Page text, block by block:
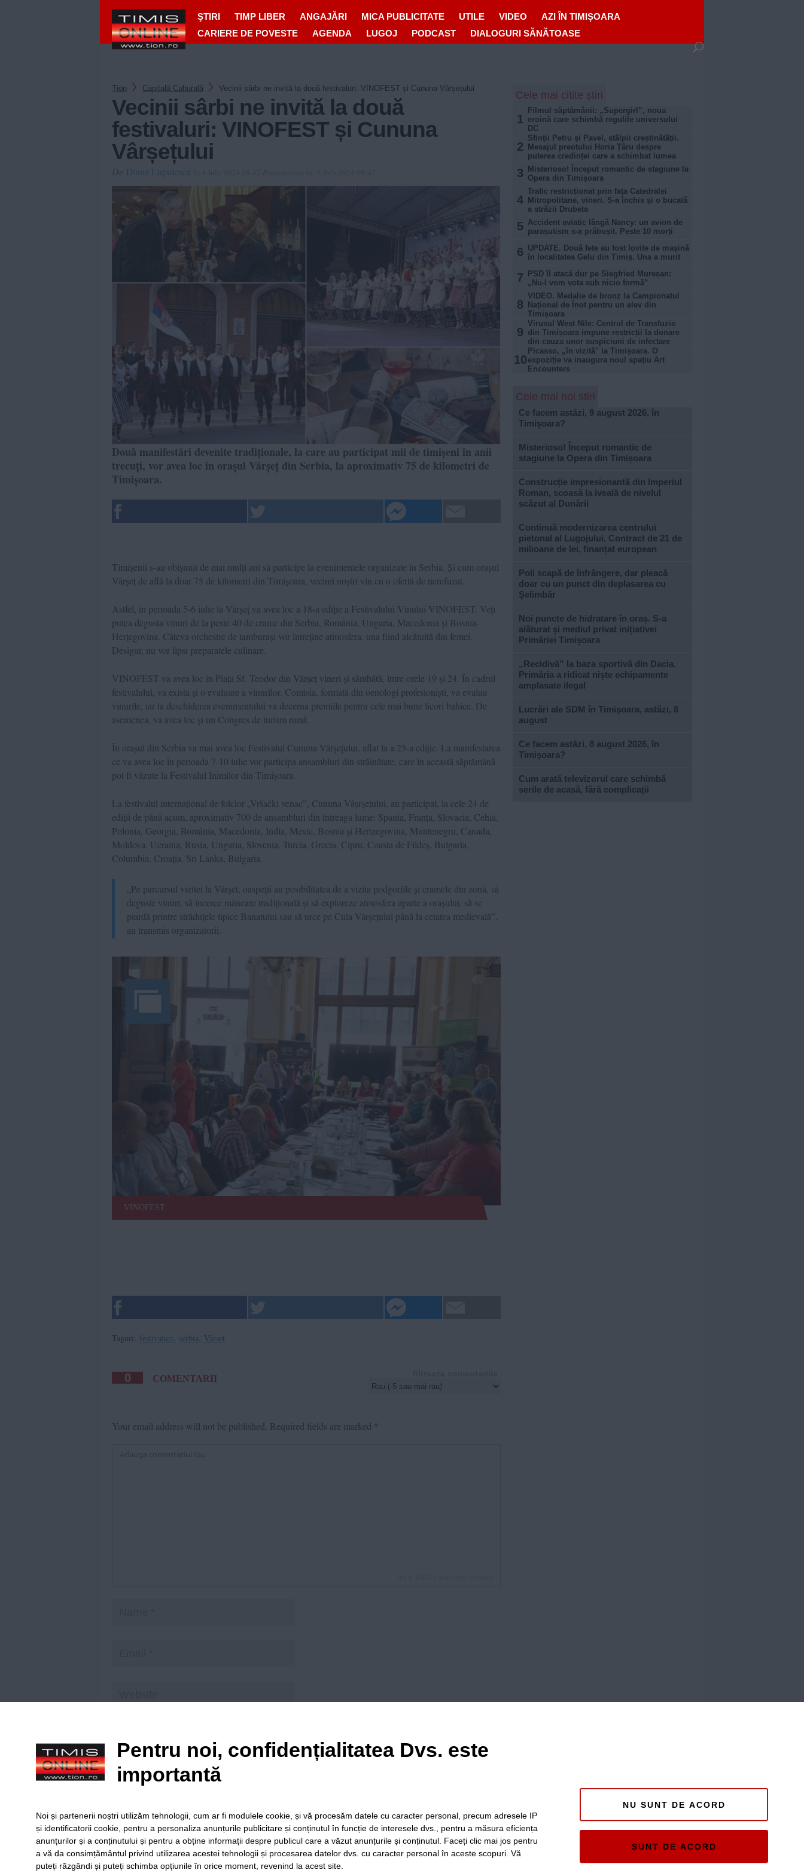
ŞTIRI TIMP LIBER ANGAJĂRI MICA PUBLICITATE UTILE VIDEO
AZI ÎN TIMIȘOARA
CARIERE DE POVESTE
AGENDA LUGOJ PODCAST DIALOGURI SĂNĂTOASE
Tion Capitală Culturală Vecinii sârbi ne invită la două festivaluri: VINOFEST și Cununa Vârșețului
Vecinii sârbi ne invită la două
festivaluri: VINOFEST și Cununa
Vârșețului
Diana Lupulescu
Două manifestări devenite tradiționale, la care au participat mii de timișeni în anii
trecuți, vor avea loc în orașul Vârșeț din Serbia, la aproximativ 75 de kilometri de
Timișoara.
Timișenii s-au obișnuit de mai mulți ani să participe la evenimentele organizate în Serbia. Și cum orașul
Vârșeț de află la doar 75 de kilometri din Timișoara, vecinii noștri vin cu o ofertă de nerefuzat.
Astfel, în perioada 5-6 iulie la Vârșeț va avea loc a 18-a ediție a Festivalului Vinului VINOFEST. Veți
putea degusta vinuri de la peste 40 de crame din Serbia, România, Ungaria, Macedonia și Bosnia-
Herțegovina. Câteva orchestre de tamburași vor întreține atmosfera, una fiind alcătuită din femei.
Desigur, nu vor lipsi preparatele culinare.
VINOFEST va avea loc în Piața Sf. Teodor din Vârșeț vineri și sâmbătă, între orele 19 și 24. În cadrul
festivalului, va exista și o evaluare a vinurilor. Comisia, formată din oenologi profesioniști, va evalua
vinurile, iar la deschiderea evenimentului va decerna premiile pentru cele mai bune licori bahice. De
asemenea, va avea loc și un Congres de turism rural.
În orașul din Serbia va mai avea loc Festivalul Cununa Vârșețului, aflat la a 25-a ediție. La manifestarea
ce va avea loc în perioada 7-10 iulie vor participa ansambluri din străinătate, care în această săptămână
pot fi văzute la Festivalul Inimilor din Timișoara.
La festivalul internațional de folclor „Vršački venac”, Cununa Vâșrșețului, au participat, la cele 24 de
ediții de până acum, aproximativ 700 de ansambluri din întreaga lume: Spania, Franța, Slovacia, Cehia,
Polonia, Georgia, România, Macedonia, India, Mexic, Bosnia și Hertzegovina, Muntenegru, Canada,
Moldova, Ucraina, Rusia, Ungaria, Slovenia, Turcia, Grecia, Cipru, Coasta de Fildeș, Bulgaria,
Columbia, Croația, Sri Lanka, Bulgaria.
„Pe parcursul vizitei la Vârșet, oaspeții au posibilitatea de a vizita podgoriile și cramele din zonă, să
deguste vinuri, să încerce mâncare tradițională și să exploreze atmosfera aparte a orașului, să se
piardă printre străduțele tipice Banatului sau să urce pe Cula Vârșețului până la cetatea medievală”,
au transmis organizatorii.
VINOFEST
Taguri: festivaluri, serbia, Vârset
0 COMENTARII
Your email address will not be published. Required fields are marked *
Cele mai citite știri
1
Filmul săptămânii: „Supergirl”, noua
eroină care schimbă regulile universului
DC
2
Sfinții Petru și Pavel, stâlpii creștinătății.
Mesajul preotului Horia Țâru despre
puterea credinței care a schimbat lumea
3
Misterioso! Început romantic de stagiune la
Opera din Timișoara
4
Trafic restricționat prin fața Catedralei
Mitropolitane, vineri. S-a închis și o bucată
a străzii Drubeta
5 Accident aviatic lângă Nancy: un avion de
parașutism s-a prăbușit. Peste 10 morți
6
UPDATE. Două fete au fost lovite de mașină
în localitatea Gelu din Timiș. Una a murit
7
PSD îl atacă dur pe Siegfried Mureșan:
„Nu-l vom vota sub nicio formă”
8
VIDEO. Medalie de bronz la Campionatul
Național de Înot pentru un elev din
Timișoara
9
Virusul West Nile: Centrul de Transfuzie
din Timișoara impune restricții la donare
din cauza unor suspiciuni de infectare
10
Picasso, „în vizită" la Timișoara. O
expoziție va inaugura noul spațiu Art
Encounters
Cele mai noi știri
Ce facem astăzi, 9 august 2026, în
Timișoara?
Misterioso! Început romantic de
stagiune la Opera din Timișoara
Construcție impresionantă din Imperiul
Roman, scoasă la iveală de nivelul
scăzut al Dunării
Continuă modernizarea centrului
pietonal al Lugojului. Contract de 21 de
milioane de lei, finanțat european
Poli scapă de înfrângere, dar pleacă
doar cu un punct din deplasarea cu
Șelimbăr
Noi puncte de hidratare în oraș. S-a
alăturat și mediul privat inițiativei
Primăriei Timișoara
„Recidivă” la baza sportivă din Dacia.
Primăria a ridicat niște echipamente
amplasate ilegal
Lucrări ale SDM în Timișoara, astăzi, 8
august
Ce facem astăzi, 8 august 2026, în
Timișoara?
Cum arată televizorul care schimbă
serile de acasă, fără complicații
SERVICII Redactia
Folosinta
Termeni si
Pentru noi, confidențialitatea Dvs. este
importantă
Noi și partenerii noștri utilizăm tehnologii, cum ar fi modulele cookie, și vă procesăm datele cu caracter personal, precum adresele IP
și identificatorii cookie, pentru a personaliza anunțurile publicitare și conținutul în funcție de interesele dvs., pentru a măsura eficiența
anunțurilor și a conținutului și pentru a obține informații despre publicul care a văzut anunțurile și conținutul. Faceți clic mai jos pentru
a vă da consimțământul privind utilizarea acestei tehnologii și procesarea datelor dvs. cu caracter personal în aceste scopuri. Vă
puteți răzgândi și puteți schimba opțiunile în orice moment, revenind la acest site.
NU SUNT DE ACORD
SUNT DE ACORD